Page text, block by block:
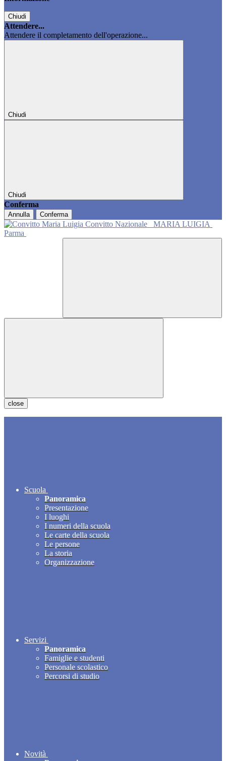
Chiudi
Attendere...
Attendere il completamento dell'operazione...
Chiudi
Chiudi
Conferma
Annulla Conferma
Convitto Nazionale
MARIA LUIGIA
Parma
close
Scuola
Panoramica
Presentazione
I luoghi
I numeri della scuola
Le carte della scuola
Le persone
La storia
Organizzazione
Servizi
Panoramica
Famiglie e studenti
Personale scolastico
Percorsi di studio
Novità